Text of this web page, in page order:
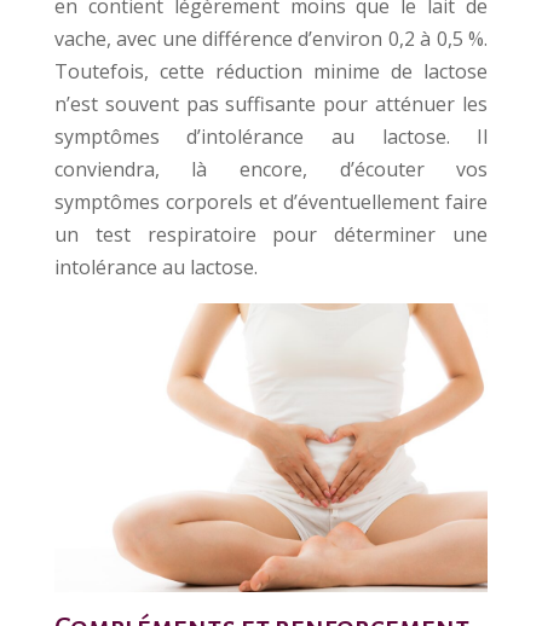
en contient légèrement moins que le lait de
vache, avec une différence d’environ 0,2 à 0,5 %.
Toutefois, cette réduction minime de lactose
n’est souvent pas suffisante pour atténuer les
symptômes d’intolérance au lactose. Il
conviendra, là encore, d’écouter vos
symptômes corporels et d’éventuellement faire
un test respiratoire pour déterminer une
intolérance au lactose.